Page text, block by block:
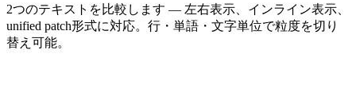
2つのテキストを比較します — 左右表示、インライン表示、
unified patch形式に対応。行・単語・文字単位で粒度を切り
替え可能。